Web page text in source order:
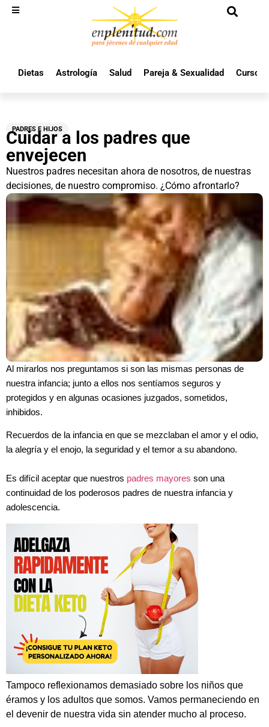
Dietas Astrología Salud Pareja & Sexualidad Cursos
PADRES E HIJOS
Cuidar a los padres que
envejecen
Nuestros padres necesitan ahora de nosotros, de nuestras
decisiones, de nuestro compromiso. ¿Cómo afrontarlo?
Al mirarlos nos preguntamos si son las mismas personas de
nuestra infancia; junto a ellos nos sentíamos seguros y
protegidos y en algunas ocasiones juzgados, sometidos,
inhibidos.
Recuerdos de la infancia en que se mezclaban el amor y el odio,
la alegría y el enojo, la seguridad y el temor a su abandono.
Es difícil aceptar que nuestros padres mayores son una
continuidad de los poderosos padres de nuestra infancia y
adolescencia.
Tampoco reflexionamos demasiado sobre los niños que
éramos y los adultos que somos. Vamos permaneciendo en
el devenir de nuestra vida sin atender mucho al proceso.